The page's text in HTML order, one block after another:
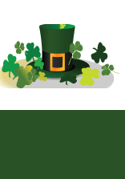
22 реальные